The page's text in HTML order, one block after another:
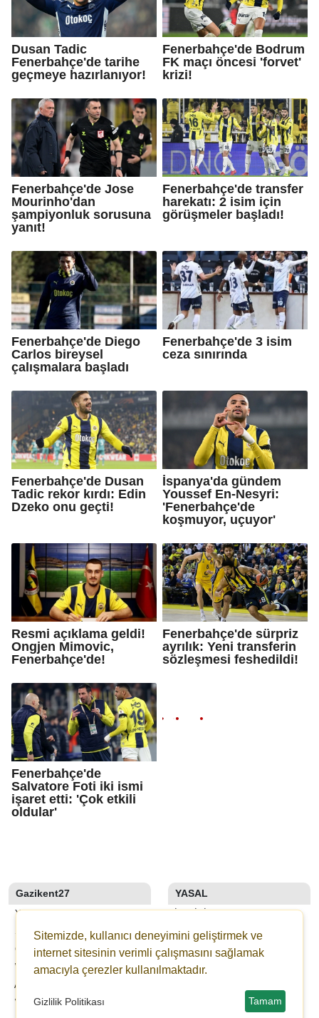
Dusan Tadic
Fenerbahçe'de tarihe
geçmeye hazırlanıyor!
Fenerbahçe'de Bodrum
FK maçı öncesi 'forvet'
krizi!
Fenerbahçe'de Jose
Mourinho'dan
şampiyonluk sorusuna
yanıt!
Fenerbahçe'de transfer
harekatı: 2 isim için
görüşmeler başladı!
Fenerbahçe'de Diego
Carlos bireysel
çalışmalara başladı
Fenerbahçe'de 3 isim
ceza sınırında
Fenerbahçe'de Dusan
Tadic rekor kırdı: Edin
Dzeko onu geçti!
İspanya'da gündem
Youssef En-Nesyri:
'Fenerbahçe'de
koşmuyor, uçuyor'
Resmi açıklama geldi!
Ongjen Mimovic,
Fenerbahçe'de!
Fenerbahçe'de sürpriz
ayrılık: Yeni transferin
sözleşmesi feshedildi!
Fenerbahçe'de
Salvatore Foti iki ismi
işaret etti: 'Çok etkili
oldular'
Gazikent27
YAZARLAR
SON DAKİKA
GALERİLER
WEBTV
ANKETLER
WİKİ
YASAL
İLETIŞIM
KÜNYE
YAYIN İLKELERI
KURALLAR
KULLANICI SÖZLEŞMESI
Sitemizde, kullanıcı deneyimini geliştirmek ve
internet sitesinin verimli çalışmasını sağlamak
amacıyla çerezler kullanılmaktadır.
Gizlilik Politikası Tamam